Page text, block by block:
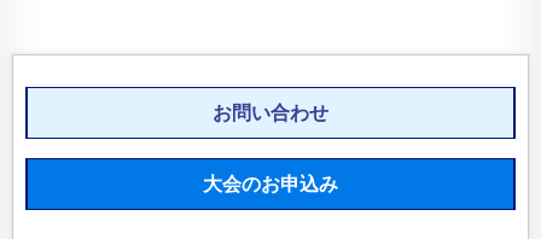
お問い合わせ
大会のお申込み